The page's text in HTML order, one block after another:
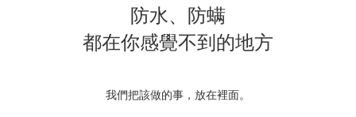
防水、防螨
都在你感覺不到的地方
我們把該做的事，放在裡面。